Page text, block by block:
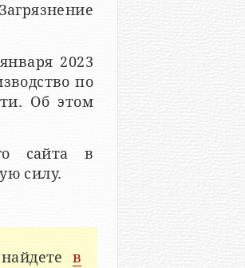
2023
по
Об этом
сайта в
силу.
в